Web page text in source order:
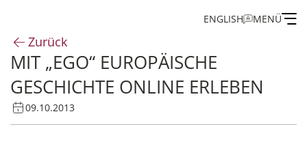
ENGLISH MENÜ
Institut
Administration
Zurück
MIT „EGO“ EUROPÄISCHE
GESCHICHTE ONLINE ERLEBEN
09.10.2013